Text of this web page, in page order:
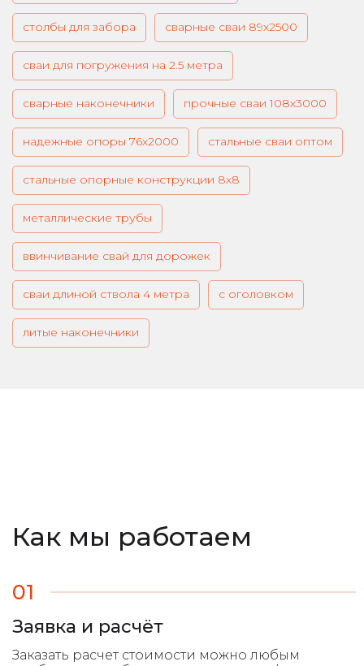
столбы для забора сварные сваи 89х2500
сваи для погружения на 2.5 метра
сварные наконечники прочные сваи 108х3000
надежные опоры 76х2000 стальные сваи оптом
стальные опорные конструкции 8х8
металлические трубы
ввинчивание свай для дорожек
сваи длиной ствола 4 метра с оголовком
литые наконечники
Как мы работаем
01
Заявка и расчёт